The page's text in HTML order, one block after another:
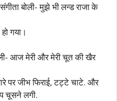
बोली- मुझे भी लन्ड राजा के
गया।
आज मेरी और मेरी चूत की खैर
पर जीभ फिराई, टट्टे चाटे. और
चूसने लगी.